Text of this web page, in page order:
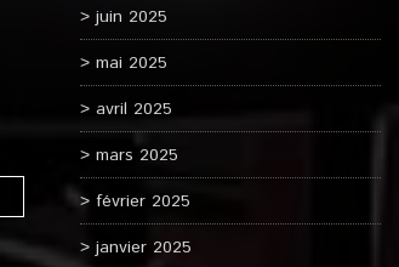
juin 2025
mai 2025
avril 2025
mars 2025
février 2025
janvier 2025